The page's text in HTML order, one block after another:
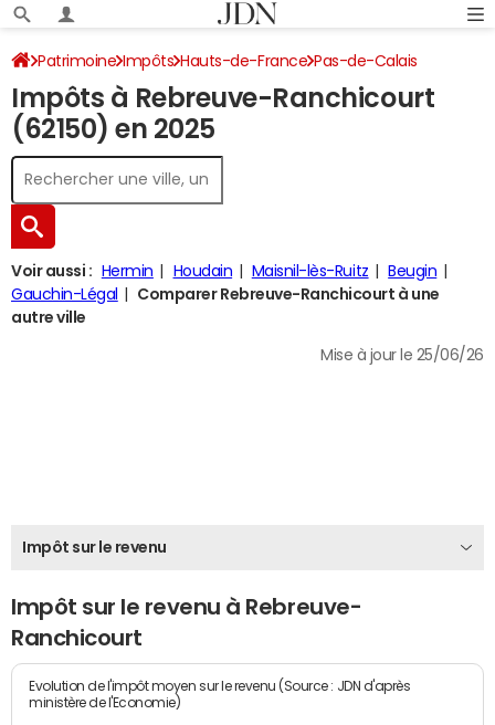
Patrimoine Impôts Hauts-de-France Pas-de-Calais
Rebreuve-Ranchicourt Impôt sur le revenu
Impôts à Rebreuve-Ranchicourt
(62150) en 2025
Voir aussi : Hermin Houdain Maisnil-lès-Ruitz
Beugin
Gauchin-Légal
Comparer Rebreuve-Ranchicourt à une
autre ville
Mise à jour le 25/06/26
Impôt sur le revenu
Impôt sur le revenu à Rebreuve-
Ranchicourt
Evolution de l'impôt moyen sur le revenu (Source : JDN d'après
ministère de l'Economie)